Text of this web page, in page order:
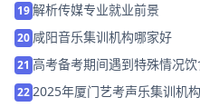
19解析传媒专业就业前景
20 咸阳音乐集训机构哪家好
21 高考备考期间遇到特殊情况
222025年厦门艺考声乐集训机